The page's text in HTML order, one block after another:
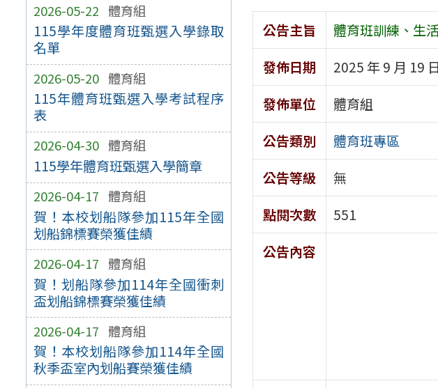
2026-05-22 體育組
115學年度體育班甄選入學錄取
名單
2026-05-20 體育組
115年體育班甄選入學考試程序
表
2026-04-30 體育組
115學年體育班甄選入學簡章
2026-04-17 體育組
賀！本校划船隊參加115年全國
划船錦標賽榮獲佳績
2026-04-17 體育組
賀！划船隊參加114年全國衝刺
盃划船錦標賽榮獲佳績
2026-04-17 體育組
賀！本校划船隊參加114年全國
秋季盃室內划船賽榮獲佳績
公告主旨
體育班訓練、生
發佈日期
2025 年 9 月 19 日
發佈單位
體育組
公告類別
體育班專區
公告等級
無
點閱次數
551
公告內容